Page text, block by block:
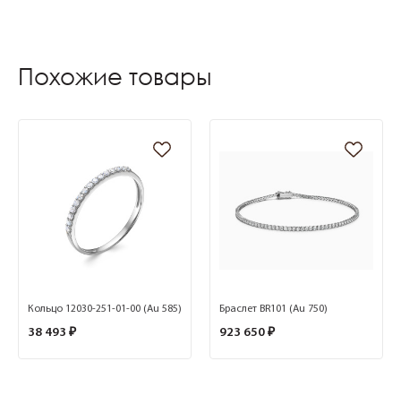
Похожие товары
Кольцо 12030-251-01-00 (Au 585)
38 493 ₽
Браслет BR101 (Au 750)
923 650 ₽